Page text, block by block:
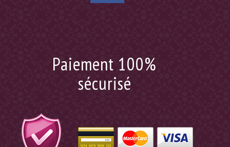
Paiement 100%
sécurisé